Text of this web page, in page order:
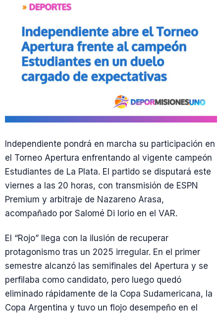
Independiente pondrá en marcha su participación en
el Torneo Apertura enfrentando al vigente campeón
Estudiantes de La Plata. El partido se disputará este
viernes a las 20 horas, con transmisión de ESPN
Premium y arbitraje de Nazareno Arasa,
acompañado por Salomé Di Iorio en el VAR.
El “Rojo” llega con la ilusión de recuperar
protagonismo tras un 2025 irregular. En el primer
semestre alcanzó las semifinales del Apertura y se
perfilaba como candidato, pero luego quedó
eliminado rápidamente de la Copa Sudamericana, la
Copa Argentina y tuvo un flojo desempeño en el